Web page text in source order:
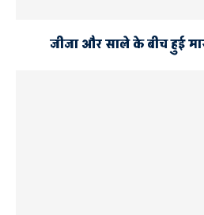
जीजा और साले के बीच हुई